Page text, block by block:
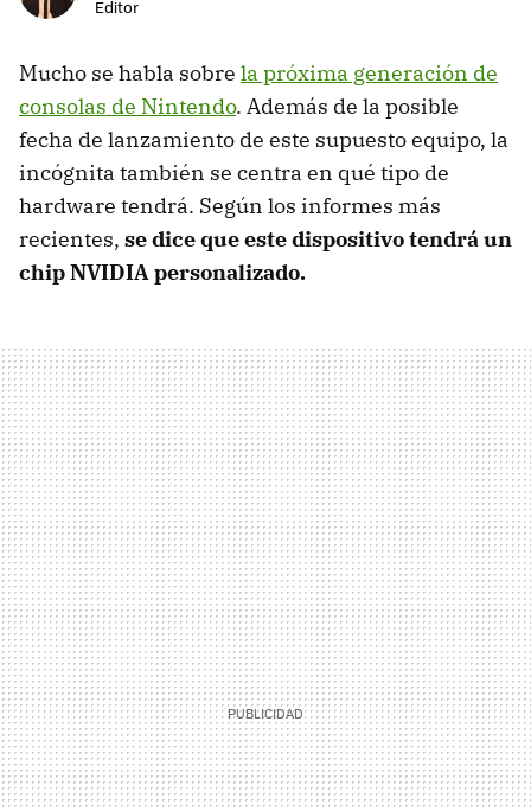
Editor
Mucho se habla sobre la próxima generación de
consolas de Nintendo. Además de la posible
fecha de lanzamiento de este supuesto equipo, la
incógnita también se centra en qué tipo de
hardware tendrá. Según los informes más
recientes, se dice que este dispositivo tendrá un
chip NVIDIA personalizado.